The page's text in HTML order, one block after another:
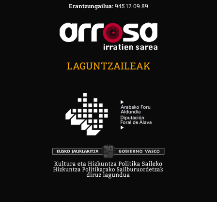
Erantzungailua:945 12 09 89
LAGUNTZAILEAK